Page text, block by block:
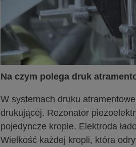
Na czym polega druk
W systemach druku
drukującej. Rezonator
pojedyncze krople. Elektroda
Wielkość każdej kropli, która